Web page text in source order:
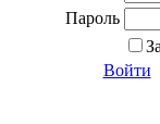
Пароль
Войти